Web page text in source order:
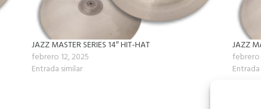
JAZZ MASTER SERIES 14″ HIT-HAT
febrero 12, 2025
Entrada similar
JAZZ
febrero